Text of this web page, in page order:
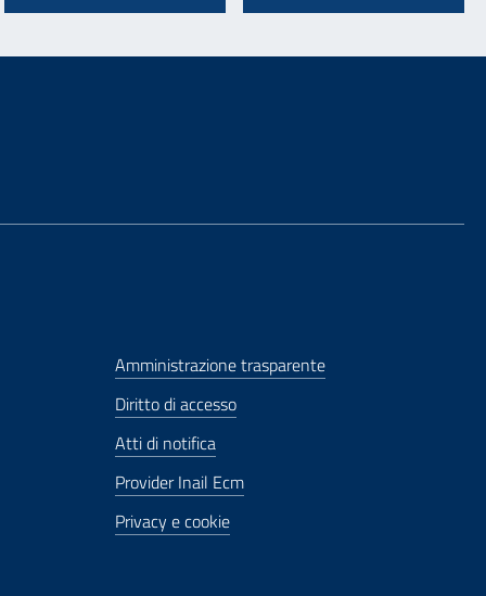
Amministrazione trasparente
Diritto di accesso
Atti di notifica
Provider Inail Ecm
Privacy e cookie